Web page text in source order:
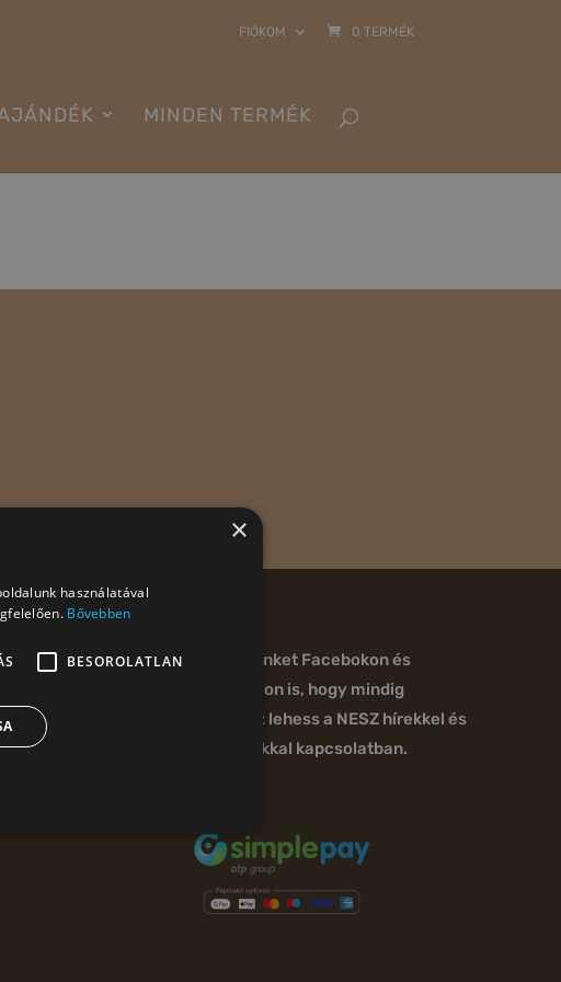
FIÓKOM 0 TERMÉK
MINDEN TERMÉK
Kövess minket Facebokon és
Instagramon is, hogy mindig
naprakész lehess a NESZ hírekkel és
programokkal kapcsolatban.
×
használatával
Bővebben
BESOROLATLAN